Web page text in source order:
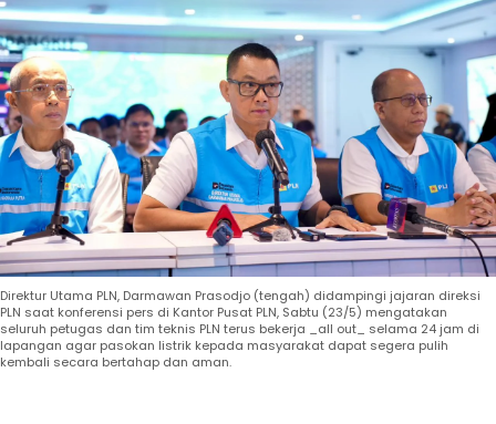
Direktur Utama PLN, Darmawan Prasodjo (tengah) didampingi jajaran direksi
PLN saat konferensi pers di Kantor Pusat PLN, Sabtu (23/5) mengatakan
seluruh petugas dan tim teknis PLN terus bekerja _all out_ selama 24 jam di
lapangan agar pasokan listrik kepada masyarakat dapat segera pulih
kembali secara bertahap dan aman.